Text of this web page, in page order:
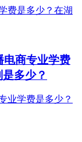
电商专业学费
多少？